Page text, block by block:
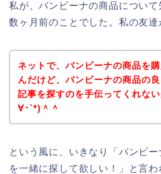
私が、バンビーナの商品につい
数ヶ月前のことでした。私の友達
ネットで、バンビーナの商品を
んだけど、バンビーナの商品の
記事を探すのを手伝ってくれな
∀･`*)＾＾
という風に、いきなり「バンビ
を一緒に探して欲しい！」と言